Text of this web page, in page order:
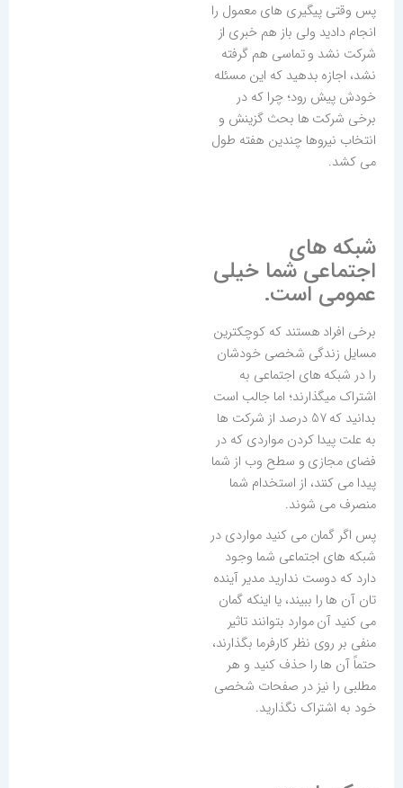
پس وقتی پیگیری های معمول را
انجام دادید ولی باز هم خبری از
شرکت نشد و تماسی هم گرفته
نشد، اجازه بدهید که این مسئله
خودش پیش رود؛ چرا که در
برخی شرکت ها بحث گزینش و
انتخاب نیروها چندین هفته طول
می کشد.
شبکه های
اجتماعی شما خیلی
عمومی است.
برخی افراد هستند که کوچکترین
مسایل زندگی شخصی خودشان
را در شبکه های اجتماعی به
اشتراک میگذارند؛ اما جالب است
بدانید که 57 درصد از شرکت ها
به علت پیدا کردن مواردی که در
فضای مجازی و سطح وب از شما
پیدا می کنند، از استخدام شما
منصرف می شوند.
پس اگر گمان می کنید مواردی در
شبکه های اجتماعی شما وجود
دارد که دوست ندارید مدیر آینده
تان آن ها را ببیند، یا اینکه گمان
می کنید آن موارد بتوانند تاثیر
منفی بر روی نظر کارفرما بگذارند،
حتماً آن ها را حذف کنید و هر
مطلبی را نیز در صفحات شخصی
خود به اشتراک نگذارید.